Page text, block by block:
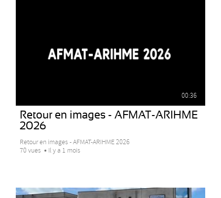
00:36
Retour en images - AFMAT-ARIHME
2026
Retour en images - AFMAT-ARIHME 2026
70 vues
Il y a 1 mois